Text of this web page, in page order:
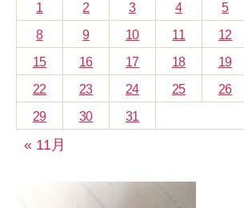
1
2 3 4 5
8
9 10 11 12
15
16 17 18 19
22
23 24 25 26
29
30 31
« 11月